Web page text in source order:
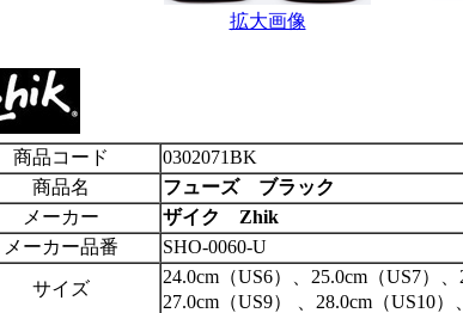
拡大画像
商品コード 0302071BK
商品名
フューズ ブラック
メーカー
ザイク Zhik
メーカー品番
SHO-0060-U
サイズ
24.0cm（US6）、25.0cm（US7）、
27.0cm（US9） 、28.0cm（US10）